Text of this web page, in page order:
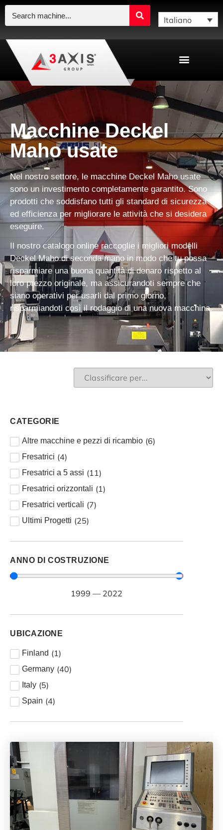
Italiano
Macchine Deckel
Maho usate
Nel nostro settore, le macchine Deckel Maho usate
sono un investimento completamente garantito. Sono
prodotti che soddisfano tutti gli standard di sicurezza
ed efficienza per migliorare le attività che si desidera
eseguire.
Il nostro catalogo online raccoglie i migliori modelli
Deckel Maho di seconda manoin modo che tu possa
risparmiare una buona quantità di denaro rispetto al
loro prezzo originale, ma assicurandoti sempre che
siano operativi per usarli dal primo giorno,
risparmiandoti così il rodaggio di una nuova macchina.
CATEGORIE
Altre macchine e pezzi di ricambio (6)
Fresatrici (4)
Fresatrici a 5 assi (11)
Fresatrici orizzontali (1)
Fresatrici verticali (7)
Ultimi Progetti (25)
ANNO DI COSTRUZIONE
1999 — 2022
UBICAZIONE
Finland (1)
Germany (40)
Italy (5)
Spain (4)